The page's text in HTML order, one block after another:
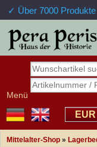
✓ Über 7000 Produkte
Menü
EUR
Mittelalter-Shop »